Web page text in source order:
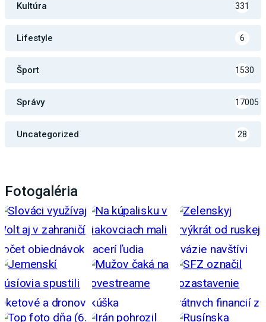
Kultúra 331
Lifestyle 6
Šport 1530
Správy 17005
Uncategorized 28
Fotogaléria